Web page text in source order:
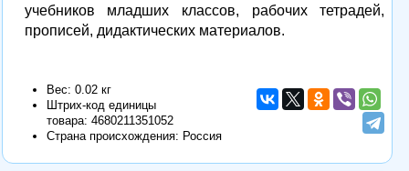
учебников младших классов, рабочих тетрадей,
прописей, дидактических материалов.
Вес: 0.02 кг
Штрих-код единицы
товара: 4680211351052
Страна происхождения: Россия